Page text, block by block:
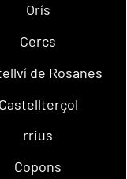
Orís
Cercs
de Rosanes
Castellterçol
rrius
Copons